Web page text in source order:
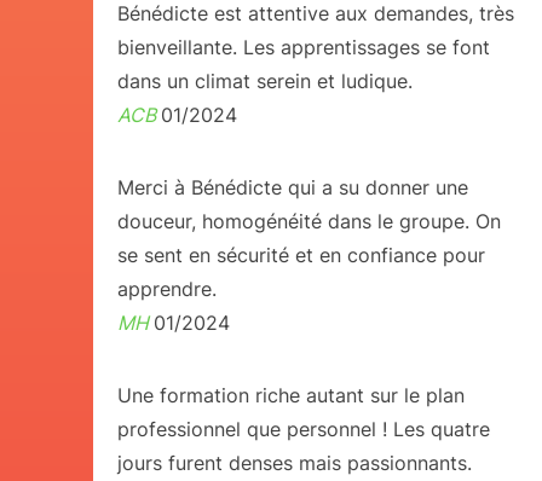
Bénédicte est attentive aux demandes, très
bienveillante. Les apprentissages se font
dans un climat serein et ludique.
ACB01/2024
Merci à Bénédicte qui a su donner une
douceur, homogénéité dans le groupe. On
se sent en sécurité et en confiance pour
apprendre.
MH01/2024
Une formation riche autant sur le plan
professionnel que personnel ! Les quatre
jours furent denses mais passionnants.